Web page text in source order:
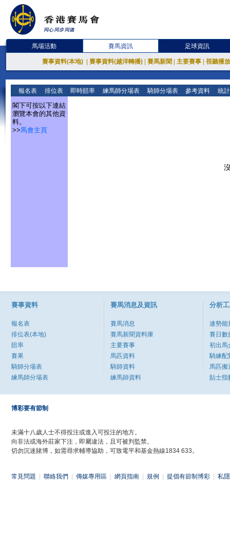
馬場活動 賽馬資訊 足球資訊
賽事資料(本地) 賽事資料(越洋轉播) 賽馬新聞 主要賽事 視聽播
報名表 排位表 即時賠率 練馬師分場表 騎師分場表 參考資料 統
閣下可按以下連結
瀏覽本會的其他資
料。
>>馬會主頁
賽事資料
報名表
排位表(本地)
賠率
賽果
騎師分場表
練馬師分場表
賽馬消息及資訊
賽馬消息
賽馬新聞資料庫
主要賽事
馬匹資料
騎師資料
練馬師資料
分析
速勢能
賽日數
初出馬
騎練配
馬匹搬
貼士指
博彩要有節制
未滿十八歲人士不得投注或進入可投注的地方。
向非法或海外莊家下注，即屬違法，且可被判監禁。
切勿沉迷賭博，如需尋求輔導協助，可致電平和基金熱線1834 633。
常見問題 聯絡我們 傳媒專用區 網頁指南 規例 提倡有節制博彩 私